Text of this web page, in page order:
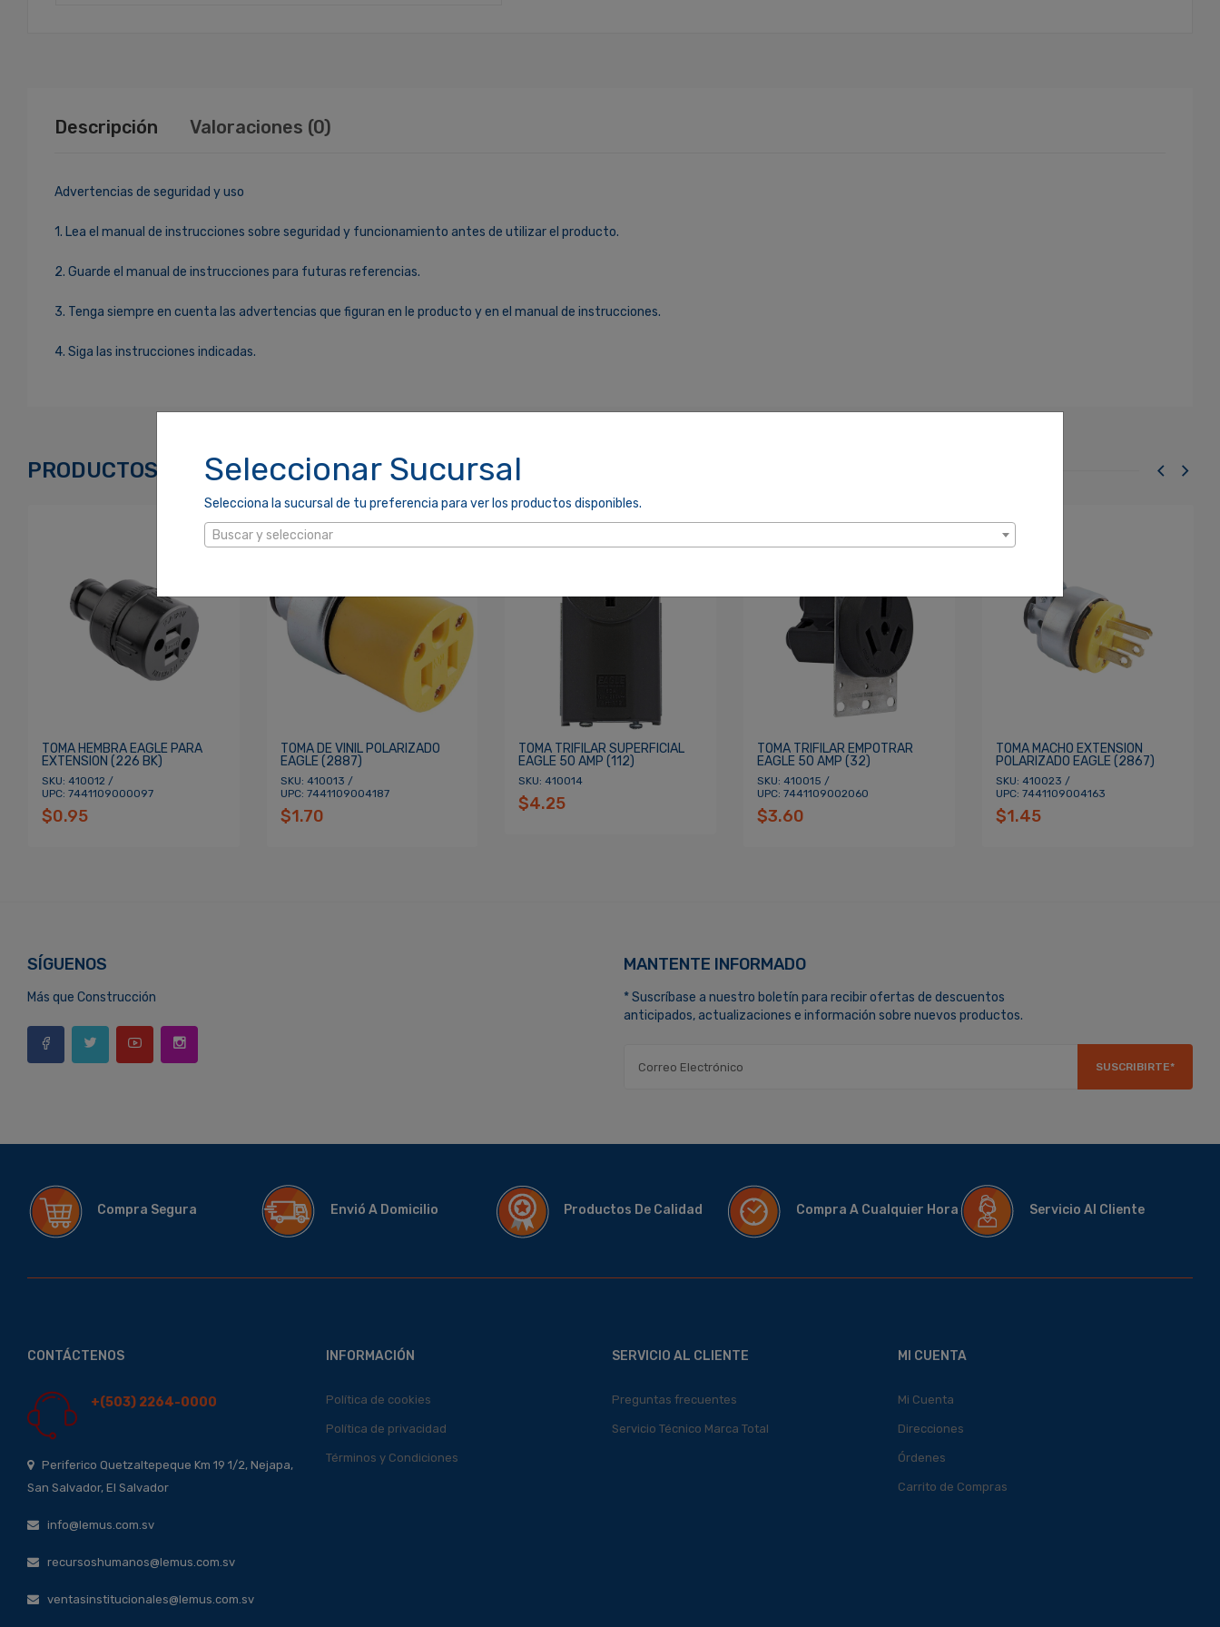
Seleccionar Sucursal
Selecciona la sucursal de tu preferencia para ver los productos disponibles.
Buscar y seleccionar
Descripción Valoraciones (0)
Advertencias de seguridad y uso
1. Lea el manual de instrucciones sobre seguridad y funcionamiento antes de utilizar el producto.
2. Guarde el manual de instrucciones para futuras referencias.
3. Tenga siempre en cuenta las advertencias que figuran en le producto y en el manual de instrucciones.
4. Siga las instrucciones indicadas.
¿Olvidaste tu Contraseña? Recordarme
PRODUCTOS RELACIONADOS
TOMA HEMBRA EAGLE PARA
EXTENSION (226 BK)
SKU: 410012 /
UPC: 7441109000097
$0.95
TOMA DE VINIL POLARIZADO
EAGLE (2887)
SKU: 410013 /
UPC: 7441109004187
$1.70
TOMA TRIFILAR SUPERFICIAL
EAGLE 50 AMP (112)
SKU: 410014
$4.25
TOMA TRIFILAR EMPOTRAR
EAGLE 50 AMP (32)
SKU: 410015 /
UPC: 7441109002060
$3.60
TOMA MACHO EXTENSION
POLARIZADO EAGLE (2867)
SKU: 410023 /
UPC: 7441109004163
$1.45
SÍGUENOS
Más que Construcción
MANTENTE INFORMADO
* Suscríbase a nuestro boletín para recibir ofertas de descuentos
anticipados, actualizaciones e información sobre nuevos productos.
SUSCRIBIRTE*
Compra Segura Envió A Domicilio Productos De Calidad Compra A Cualquier Hora Servicio Al Cliente
CONTÁCTENOS
+(503) 2264-0000
Periferico Quetzaltepeque Km 19 1/2, Nejapa,
San Salvador, El Salvador
info@lemus.com.sv
recursoshumanos@lemus.com.sv
ventasinstitucionales@lemus.com.sv
INFORMACIÓN
Política de cookies
Política de privacidad
Términos y Condiciones
SERVICIO AL CLIENTE
Preguntas frecuentes
Servicio Técnico Marca Total
MI CUENTA
Mi Cuenta
Direcciones
Órdenes
Carrito de Compras